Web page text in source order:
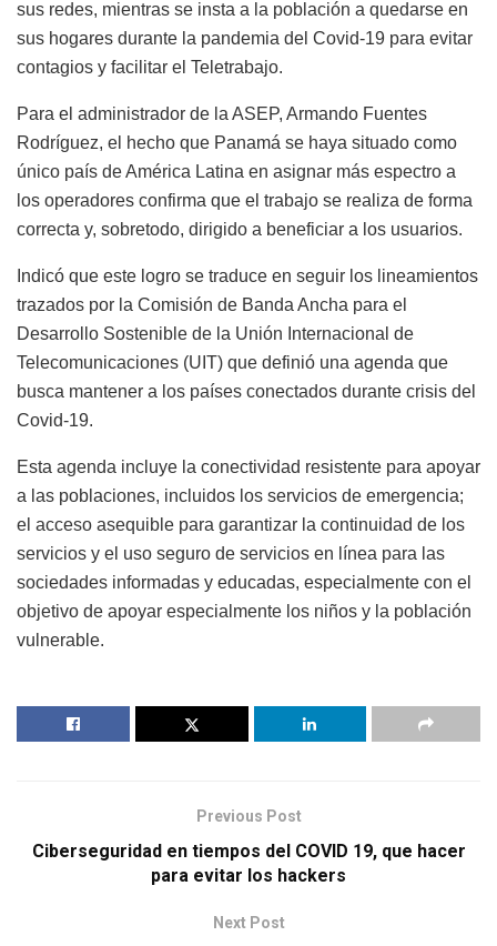
sus redes, mientras se insta a la población a quedarse en
sus hogares durante la pandemia del Covid-19 para evitar
contagios y facilitar el Teletrabajo.
Para el administrador de la ASEP, Armando Fuentes
Rodríguez, el hecho que Panamá se haya situado como
único país de América Latina en asignar más espectro a
los operadores confirma que el trabajo se realiza de forma
correcta y, sobretodo, dirigido a beneficiar a los usuarios.
Indicó que este logro se traduce en seguir los lineamientos
trazados por la Comisión de Banda Ancha para el
Desarrollo Sostenible de la Unión Internacional de
Telecomunicaciones (UIT) que definió una agenda que
busca mantener a los países conectados durante crisis del
Covid-19.
Esta agenda incluye la conectividad resistente para apoyar
a las poblaciones, incluidos los servicios de emergencia;
el acceso asequible para garantizar la continuidad de los
servicios y el uso seguro de servicios en línea para las
sociedades informadas y educadas, especialmente con el
objetivo de apoyar especialmente los niños y la población
vulnerable.
Previous Post
Ciberseguridad en tiempos del COVID 19, que hacer
para evitar los hackers
Next Post